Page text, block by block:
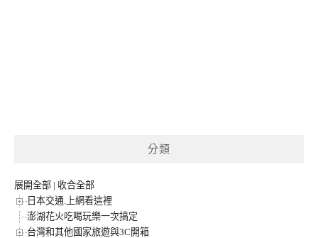
分類
展開全部 | 收合全部
日本交通.上網看這裡
澎湖花火吃喝玩樂一次搞定
台灣和其他國家旅遊與3C開箱